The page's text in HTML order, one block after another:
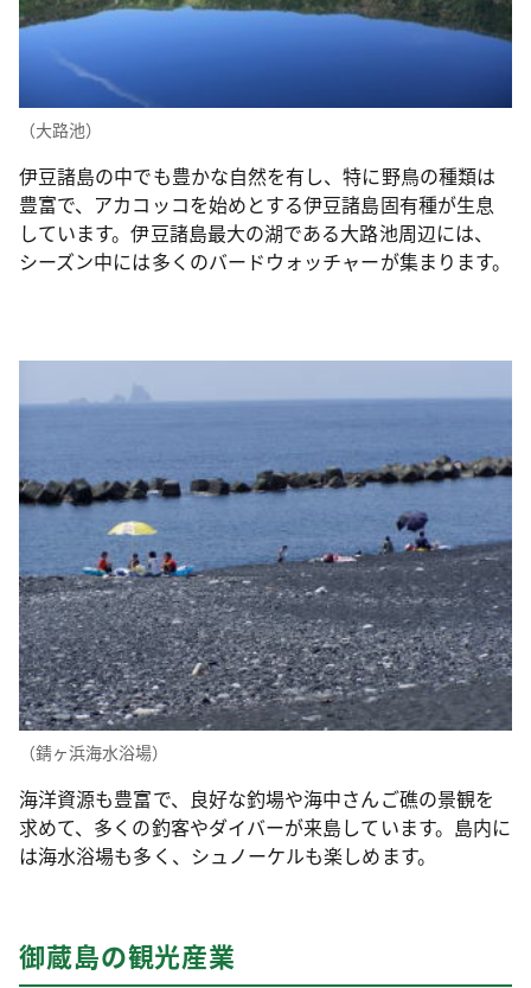
（大路池）
伊豆諸島の中でも豊かな自然を有し、特に野鳥の種類は
豊富で、アカコッコを始めとする伊豆諸島固有種が生息
しています。伊豆諸島最大の湖である大路池周辺には、
シーズン中には多くのバードウォッチャーが集まります。
（錆ヶ浜海水浴場）
海洋資源も豊富で、良好な釣場や海中さんご礁の景観を
求めて、多くの釣客やダイバーが来島しています。島内に
は海水浴場も多く、シュノーケルも楽しめます。
御蔵島の観光産業